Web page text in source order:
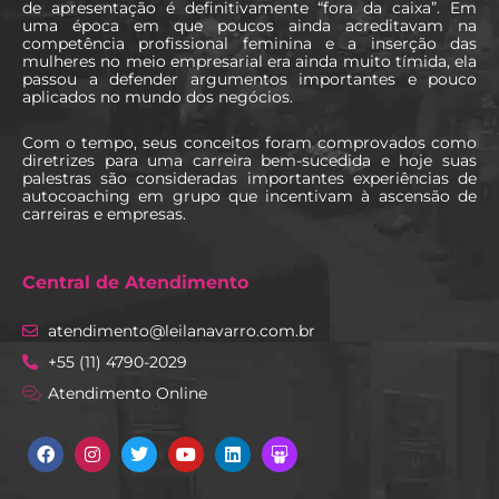
de apresentação é definitivamente “fora da caixa”. Em
uma época em que poucos ainda acreditavam na
competência profissional feminina e a inserção das
mulheres no meio empresarial era ainda muito tímida, ela
passou a defender argumentos importantes e pouco
aplicados no mundo dos negócios.
Com o tempo, seus conceitos foram comprovados como
diretrizes para uma carreira bem-sucedida e hoje suas
palestras são consideradas importantes experiências de
autocoaching em grupo que incentivam à ascensão de
carreiras e empresas.
Central de Atendimento
atendimento@leilanavarro.com.br
+55 (11) 4790-2029
Atendimento Online
FacebookInstagramTwitterYoutubeLinkedinSlideshare